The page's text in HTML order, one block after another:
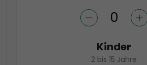
Kinder
2 bis 15 Jahre